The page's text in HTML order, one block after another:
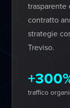
trasparente
contratto
strategie
Treviso.
traffico